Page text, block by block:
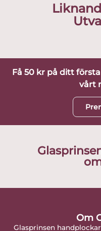
Få 50 kr på ditt
vårt
Om
Glasprinsen